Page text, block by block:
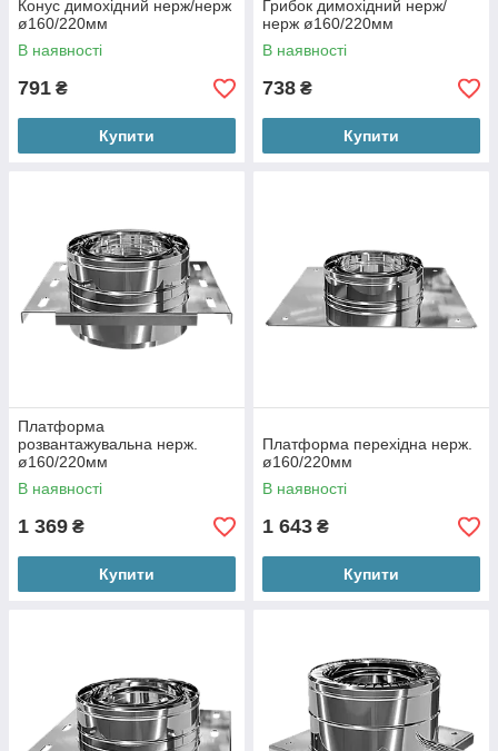
Конус димохідний нерж/нерж
ø160/220мм
В наявності
791 ₴
Купити
Грибок димохідний нерж/
нерж ø160/220мм
В наявності
738 ₴
Купити
Платформа
розвантажувальна нерж.
ø160/220мм
В наявності
1 369 ₴
Купити
Платформа перехідна нерж.
ø160/220мм
В наявності
1 643 ₴
Купити